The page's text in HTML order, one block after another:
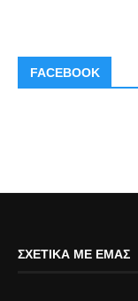
FACEBOOK
ΣΧΕΤΙΚΆ ΜΕ ΕΜΆΣ